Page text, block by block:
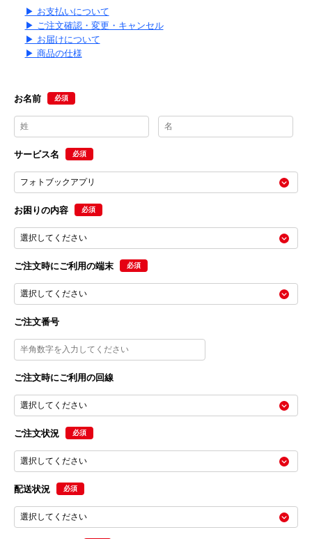
▶ お支払いについて
▶ ご注文確認・変更・キャンセル
▶ お届けについて
▶ 商品の仕様
お名前 必須
サービス名 必須
お困りの内容 必須
ご注文時にご利用の端末 必須
ご注文番号
ご注文時にご利用の回線
ご注文状況 必須
配送状況 必須